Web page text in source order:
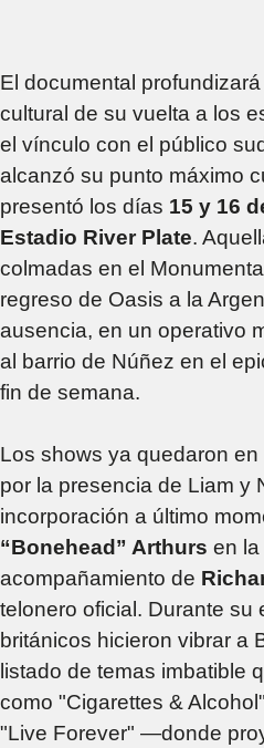
El documental
cultural de su vuelta a los
el vínculo con el público
alcanzó su punto máximo
presentó los días 15 y 16
Estadio River Plate.
colmadas en el
regreso de Oasis a la
ausencia, en un operativo
al barrio de Núñez en el
fin de semana.
Los shows ya quedaron
por la presencia de Liam y
incorporación a último
“Bonehead” Arthurs en la
acompañamiento de
telonero oficial. Durante su
británicos hicieron vibrar a
listado de temas imbatible
como "Cigarettes &
"Live Forever" —donde